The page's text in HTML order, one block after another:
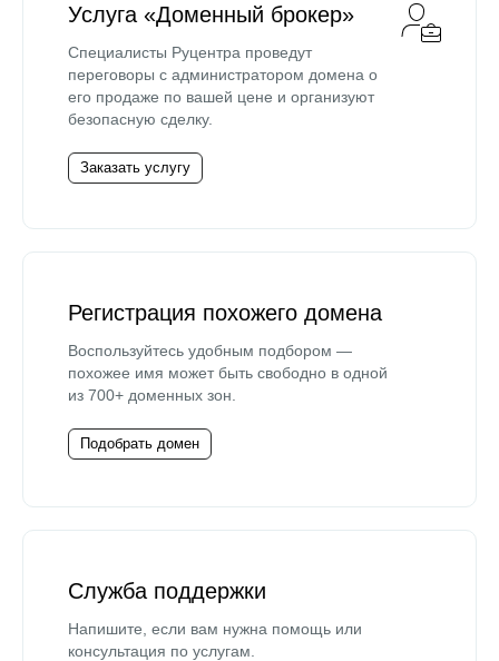
Услуга «Доменный брокер»
Специалисты Руцентра проведут
переговоры с администратором домена о
его продаже по вашей цене и организуют
безопасную сделку.
Заказать услугу
Регистрация похожего домена
Воспользуйтесь удобным подбором —
похожее имя может быть свободно в одной
из 700+ доменных зон.
Подобрать домен
Служба поддержки
Напишите, если вам нужна помощь или
консультация по услугам.